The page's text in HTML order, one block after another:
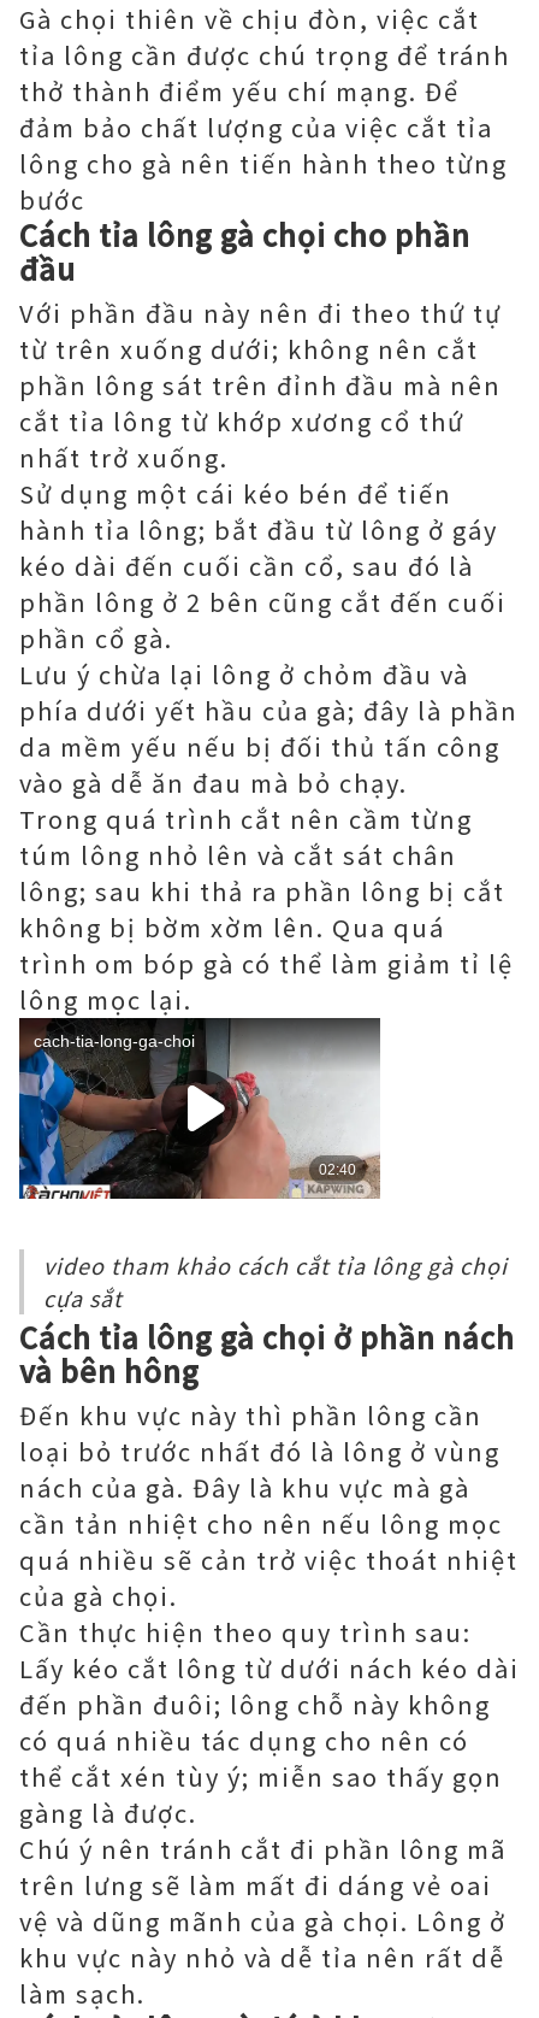
Gà chọi thiên về chịu đòn, việc cắt
tỉa lông cần được chú trọng để tránh
thở thành điểm yếu chí mạng. Để
đảm bảo chất lượng của việc cắt tỉa
lông cho gà nên tiến hành theo từng
bước
Cách tỉa lông gà chọi cho phần
đầu
Với phần đầu này nên đi theo thứ tự
từ trên xuống dưới; không nên cắt
phần lông sát trên đỉnh đầu mà nên
cắt tỉa lông từ khớp xương cổ thứ
nhất trở xuống.
Sử dụng một cái kéo bén để tiến
hành tỉa lông; bắt đầu từ lông ở gáy
kéo dài đến cuối cần cổ, sau đó là
phần lông ở 2 bên cũng cắt đến cuối
phần cổ gà.
Lưu ý chừa lại lông ở chỏm đầu và
phía dưới yết hầu của gà; đây là phần
da mềm yếu nếu bị đối thủ tấn công
vào gà dễ ăn đau mà bỏ chạy.
Trong quá trình cắt nên cầm từng
túm lông nhỏ lên và cắt sát chân
lông; sau khi thả ra phần lông bị cắt
không bị bờm xờm lên. Qua quá
trình om bóp gà có thể làm giảm tỉ lệ
lông mọc lại.
video tham khảo cách cắt tỉa lông gà chọi
cựa sắt
Cách tỉa lông gà chọi ở phần nách
và bên hông
Đến khu vực này thì phần lông cần
loại bỏ trước nhất đó là lông ở vùng
nách của gà. Đây là khu vực mà gà
cần tản nhiệt cho nên nếu lông mọc
quá nhiều sẽ cản trở việc thoát nhiệt
của gà chọi.
Cần thực hiện theo quy trình sau:
Lấy kéo cắt lông từ dưới nách kéo dài
đến phần đuôi; lông chỗ này không
có quá nhiều tác dụng cho nên có
thể cắt xén tùy ý; miễn sao thấy gọn
gàng là được.
Chú ý nên tránh cắt đi phần lông mã
trên lưng sẽ làm mất đi dáng vẻ oai
vệ và dũng mãnh của gà chọi. Lông ở
khu vực này nhỏ và dễ tỉa nên rất dễ
làm sạch.